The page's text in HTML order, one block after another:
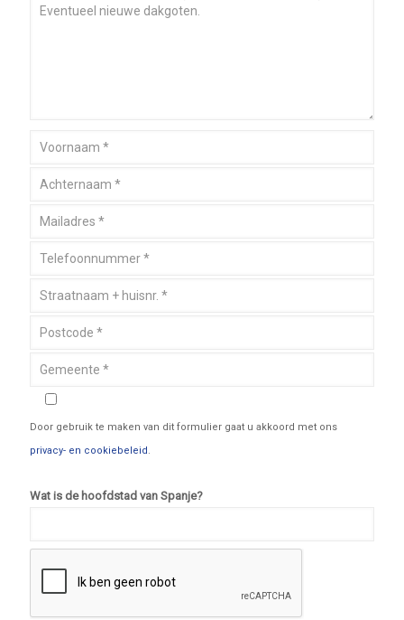
Door gebruik te maken van dit formulier gaat u akkoord met ons
privacy- en cookiebeleid.
Wat is de hoofdstad van Spanje?